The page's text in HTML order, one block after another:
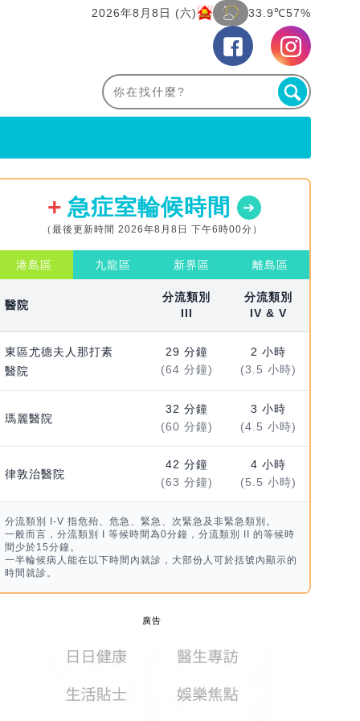
2026年8月8日 (六) 33.9℃57%
急症室輪候時間
（最後更新時間 2026年8月8日 下午6時00分）
港島區 九龍區 新界區 離島區
醫院
分流類別
III
分流類別
IV & V
東區尤德夫人那打素
醫院
29 分鐘
(64 分鐘)
2 小時
(3.5 小時)
瑪麗醫院
32 分鐘
(60 分鐘)
3 小時
(4.5 小時)
律敦治醫院
42 分鐘
(63 分鐘)
4 小時
(5.5 小時)
分流類別 I-V 指危殆、危急、緊急、次緊急及非緊急類別。
一般而言，分流類別 I 等候時間為0分鐘，分流類別 II 的等候時
間少於15分鐘。
一半輪候病人能在以下時間內就診，大部份人可於括號內顯示的
時間就診。
廣告